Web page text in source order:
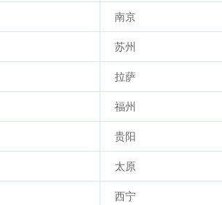
南京
苏州
拉萨
福州
贵阳
太原
西宁